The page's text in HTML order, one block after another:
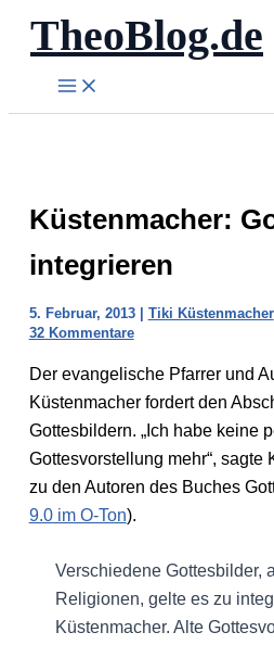
Zum
Inhalt
springen
TheoBlog.de
Küstenmacher:
integrieren
5. Februar, 2013 | Tiki Küstenmacher
32 Kommentare
Der evangelische Pfarrer und
Küstenmacher fordert den
Gottesbildern. „Ich habe keine
Gottesvorstellung mehr“, sagte
zu den Autoren des Buches
9.0 im O-Ton).
Verschiedene Gottesbilder,
Religionen, gelte es zu
Küstenmacher. Alte